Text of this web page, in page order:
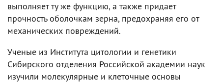
выполняет ту же функцию, а также придает
прочность оболочкам зерна, предохраняя его от
механических повреждений.
Ученые из Института цитологии и генетики
Сибирского отделения Российской академии наук
изучили молекулярные и клеточные основы